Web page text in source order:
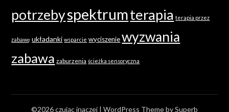
potrzebyspektrumterapia terapia przez
zabawę układanki wsparcie wyciszenie wyzwania
zabawa zaburzenia ścieżka sensoryczna
©2026 czując inaczej | WordPress Theme bySuperb